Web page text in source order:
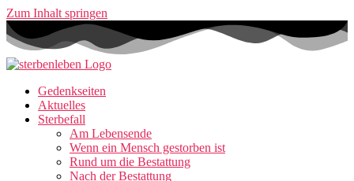
Zum Inhalt springen
Gedenkseiten
Aktuelles
Sterbefall
Am Lebensende
Wenn ein Mensch gestorben ist
Rund um die Bestattung
Nach der Bestattung